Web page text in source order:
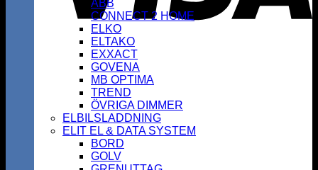
ABB
CONNECT 2 HOME
ELKO
ELTAKO
EXXACT
GOVENA
MB OPTIMA
TREND
ÖVRIGA DIMMER
ELBILSLADDNING
ELIT EL & DATA SYSTEM
BORD
GOLV